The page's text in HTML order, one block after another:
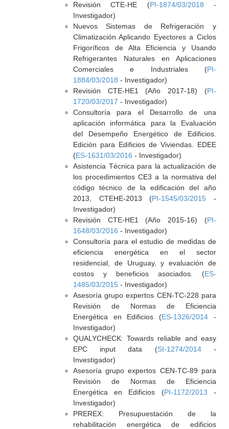
Revisión CTE-HE (PI-1874/03/2018 -
Investigador)
Nuevos Sistemas de Refrigeración y
Climatización Aplicando Eyectores a Ciclos
Frigoríficos de Alta Eficiencia y Usando
Refrigerantes Naturales en Aplicaciones
Comerciales e Industriales (PI-
1884/03/2018 - Investigador)
Revisión CTE-HE1 (Año 2017-18) (PI-
1720/03/2017 - Investigador)
Consultoría para el Desarrollo de una
aplicación informática para la Evaluación
del Desempeño Energético de Edificios.
Edición para Edificios de Viviendas. EDEE
(ES-1631/03/2016 - Investigador)
Asistencia Técnica para la actualización de
los procedimientos CE3 a la normativa del
código técnico de la edificación del año
2013, CTEHE-2013 (PI-1545/03/2015 -
Investigador)
Revisión CTE-HE1 (Año 2015-16) (PI-
1648/03/2016 - Investigador)
Consultoría para el estudio de medidas de
eficiencia energética en el sector
residencial, de Uruguay, y evaluación de
costos y beneficios asociados. (ES-
1485/03/2015- Investigador)
Asesoría grupo expertos CEN-TC-228 para
Revisión de Normas de Eficiencia
Energética en Edificios (ES-1326/2014 -
Investigador)
QUALYCHECK: Towards reliable and easy
EPC input data (SI-1274/2014-
Investigador)
Asesoría grupo expertos CEN-TC-89 para
Revisión de Normas de Eficiencia
Energética en Edificios (PI-1172/2013 -
Investigador)
PREREX: Presupuestación de la
rehabilitación energética de edificios